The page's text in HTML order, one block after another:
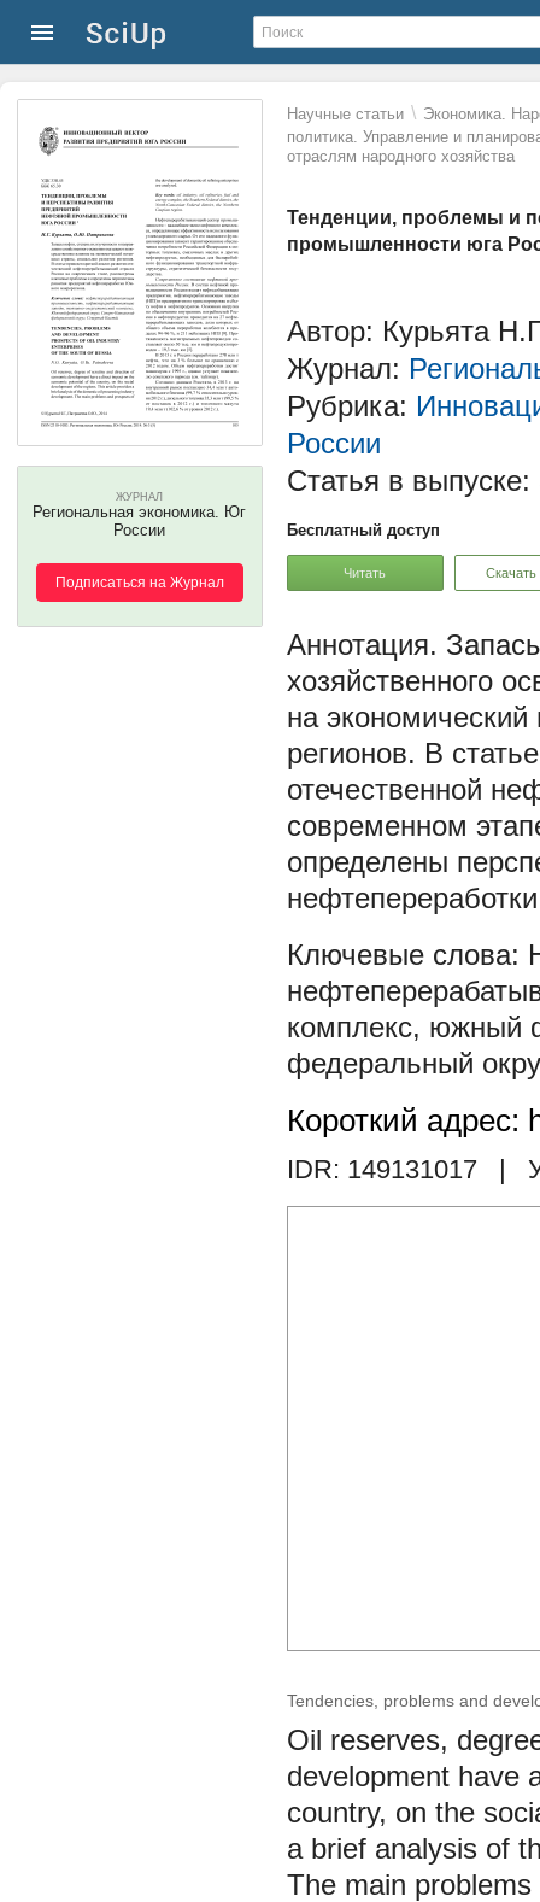
Научные статьи \ Экономика.
политика. Управление и
отраслям народного хозяйства
Тенденции, проблемы и
промышленности юга
ЖУРНАЛ
Региональная экономика. Юг
России
Подписаться на Журнал
Автор: Курьята
Журнал:
Рубрика:
России
Статья в выпуске:
Бесплатный доступ
Читать Скачать
хозяйственного
на
регионов. В
отечественной
современном
определены
комплекс, южный
федеральный
Короткий адрес:
IDR: 149131017 |
Tendencies, problems and
Oil reserves,
development have
country, on the
a brief analysis of
The main